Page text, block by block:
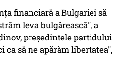
financiară a Bulgariei să
leva bulgărească", a
preşedintele partidului
ca să ne apărăm libertatea",